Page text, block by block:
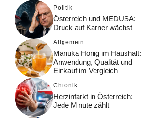
Politik
Österreich und MEDUSA:
Druck auf Karner wächst
Allgemein
Mānuka Honig im Haushalt:
Anwendung, Qualität und
Einkauf im Vergleich
Chronik
Herzinfarkt in Österreich:
Jede Minute zählt